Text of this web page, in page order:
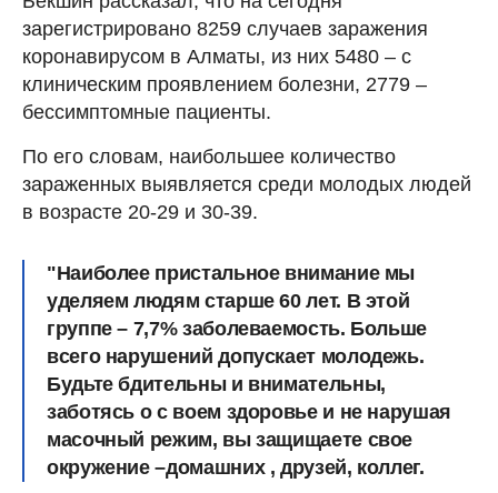
зарегистрировано 8259 случаев заражения
коронавирусом в Алматы, из них 5480 – с
клиническим проявлением болезни, 2779 –
бессимптомные пациенты.
По его словам, наибольшее количество
зараженных выявляется среди молодых людей
в возрасте 20-29 и 30-39.
"Наиболее пристальное внимание мы
уделяем людям старше 60 лет. В этой
группе – 7,7% заболеваемость. Больше
всего нарушений допускает молодежь.
Будьте бдительны и внимательны,
заботясь о с воем здоровье и не нарушая
масочный режим, вы защищаете свое
окружение –домашних , друзей, коллег.